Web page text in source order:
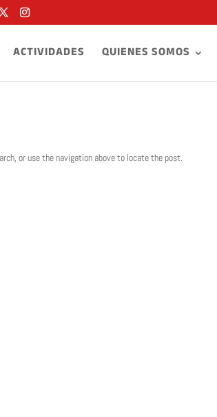
ACTIVIDADES QUIENES SOMOS
or use the navigation above to locate the post.